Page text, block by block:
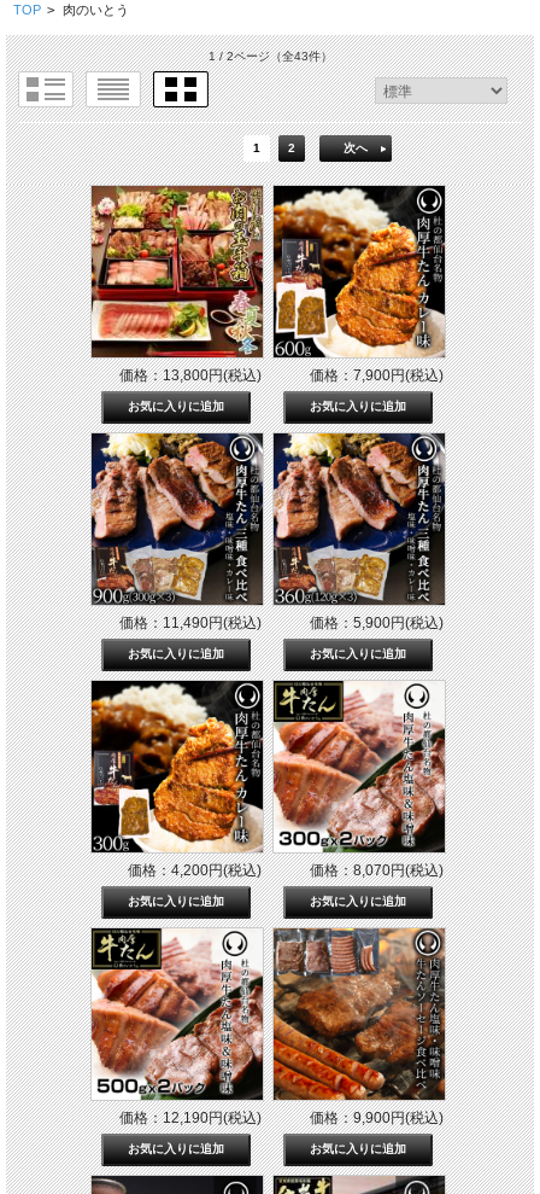
TOP > 肉のいとう
1 / 2ページ（全43件）
1 2 次へ
価格：13,800円(税込) 価格：7,900円(税込)
価格：11,490円(税込) 価格：5,900円(税込)
価格：4,200円(税込) 価格：8,070円(税込)
価格：12,190円(税込) 価格：9,900円(税込)